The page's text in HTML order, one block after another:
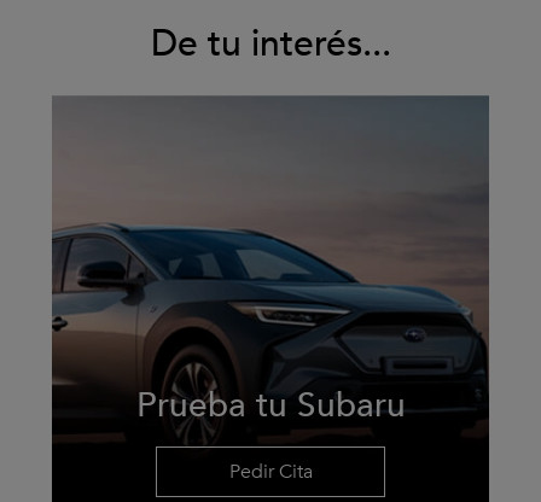
en 1958. Desde entonces, continuamos
innovando en seguridad. Porque para nosotros lo
más importante sigue siendo proteger a las
De tu interés...
Prueba tu Subaru
Pedir Cita